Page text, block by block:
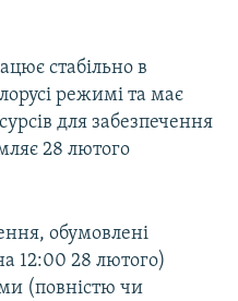
стабільно в
режимі та має
для забезпечення
28 лютого
обумовлені
12:00 28 лютого)
(повністю чи